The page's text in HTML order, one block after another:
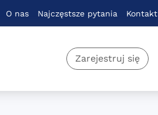
O nas Najczęstsze pytania Kontakt
Zarejestruj się